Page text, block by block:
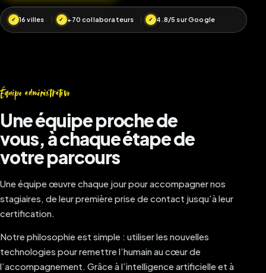
16 villes +70 collaborateurs 4.8/5 sur Google
Équipe administrative
Une équipe proche de
vous, à chaque étape de
votre parcours
Une équipe œuvre chaque jour pour accompagner nos
stagiaires, de leur première prise de contact jusqu’à leur
certification.
Notre philosophie est simple : utiliser les nouvelles
technologies pour remettre l’humain au cœur de
l’accompagnement. Grâce à l’intelligence artificielle et à